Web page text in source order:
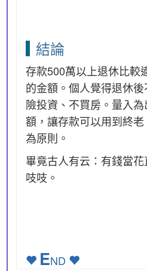
結論
存款500萬以上退休比較
的金額。個人覺得退休
險投資、不買房。量入
額，讓存款可以用到終
為原則。
畢竟古人有云：有錢當
吱吱。
END